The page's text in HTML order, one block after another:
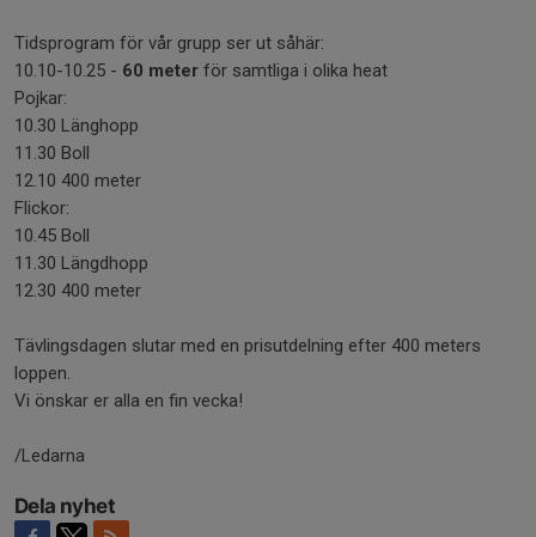
Tidsprogram för vår grupp ser ut såhär:
10.10-10.25 - 60 meter för samtliga i olika heat
Pojkar:
10.30 Länghopp
11.30 Boll
12.10 400 meter
Flickor:
10.45 Boll
11.30 Längdhopp
12.30 400 meter
Tävlingsdagen slutar med en prisutdelning efter 400 meters
loppen.
Vi önskar er alla en fin vecka!
/Ledarna
Dela nyhet